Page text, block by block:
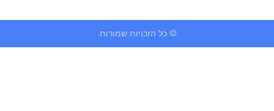
© כל הזכויות שמורות.